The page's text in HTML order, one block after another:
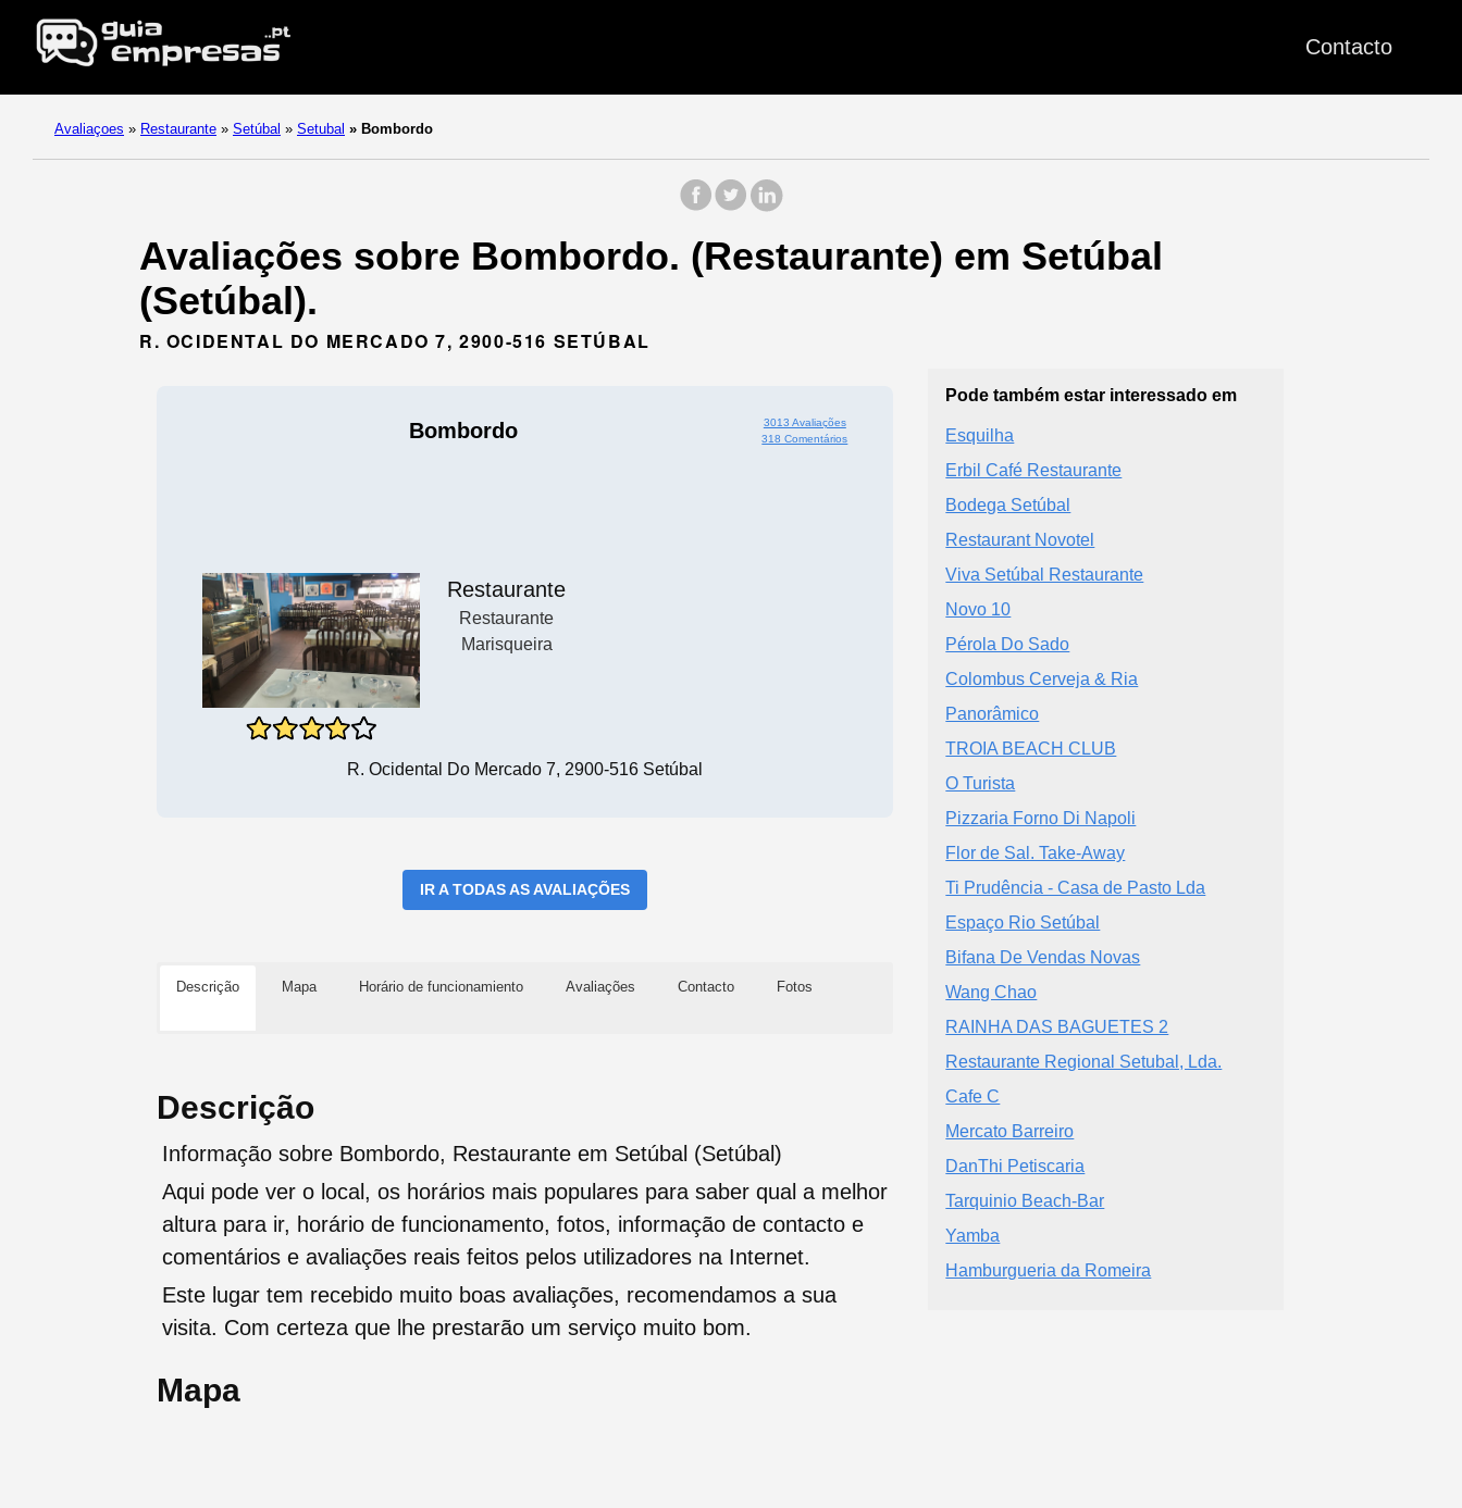
Contacto
Avaliaçoes » Restaurante » Setúbal » Setubal » Bombordo
Avaliações sobre Bombordo. (Restaurante) em Setúbal
(Setúbal).
R. OCIDENTAL DO MERCADO 7, 2900-516 SETÚBAL
Bombordo
3013 Avaliações
318 Comentários
Restaurante
Restaurante
Marisqueira
R. Ocidental Do Mercado 7, 2900-516 Setúbal
IR A TODAS AS AVALIAÇÕES
Descrição Mapa Horário de funcionamiento Avaliações Contacto Fotos
Descrição
Informação sobre Bombordo, Restaurante em Setúbal (Setúbal)
Aqui pode ver o local, os horários mais populares para saber qual a melhor
altura para ir, horário de funcionamento, fotos, informação de contacto e
comentários e avaliações reais feitos pelos utilizadores na Internet.
Este lugar tem recebido muito boas avaliações, recomendamos a sua
visita. Com certeza que lhe prestarão um serviço muito bom.
Mapa
Pode também estar interessado em
Esquilha
Erbil Café Restaurante
Bodega Setúbal
Restaurant Novotel
Viva Setúbal Restaurante
Novo 10
Pérola Do Sado
Colombus Cerveja & Ria
Panorâmico
TROIA BEACH CLUB
O Turista
Pizzaria Forno Di Napoli
Flor de Sal. Take-Away
Ti Prudência - Casa de Pasto Lda
Espaço Rio Setúbal
Bifana De Vendas Novas
Wang Chao
RAINHA DAS BAGUETES 2
Restaurante Regional Setubal, Lda.
Cafe C
Mercato Barreiro
DanThi Petiscaria
Tarquinio Beach-Bar
Yamba
Hamburgueria da Romeira